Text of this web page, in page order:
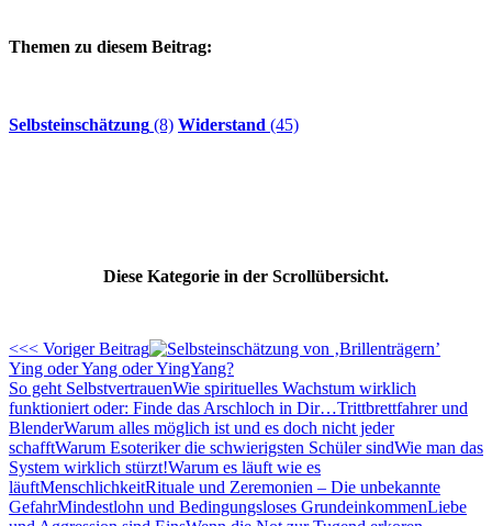
Themen zu diesem Beitrag:
Selbsteinschätzung (8) Widerstand (45)
Diese Kategorie in der Scrollübersicht.
<<< Voriger Beitrag
Ying oder Yang oder YingYang?
So geht SelbstvertrauenWie spirituelles Wachstum wirklich
funktioniert oder: Finde das Arschloch in Dir…Trittbrettfahrer und
BlenderWarum alles möglich ist und es doch nicht jeder
schafftWarum Esoteriker die schwierigsten Schüler sindWie man das
System wirklich stürzt!Warum es läuft wie es
läuftMenschlichkeitRituale und Zeremonien – Die unbekannte
GefahrMindestlohn und Bedingungsloses GrundeinkommenLiebe